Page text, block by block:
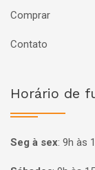
Comprar
Contato
Horário de
Seg à sex: 9h às